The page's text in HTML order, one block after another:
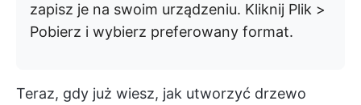
zapisz je na swoim urządzeniu. Kliknij Plik >
Pobierz i wybierz preferowany format.
Teraz, gdy już wiesz, jak utworzyć drzewo